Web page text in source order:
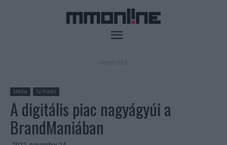
Média Tv/Rádió
A digitális piac nagyágyúi a
BrandManiában